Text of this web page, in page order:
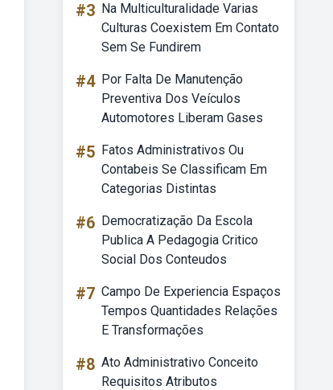
#3 Na Multiculturalidade Varias
Culturas Coexistem Em Contato
Sem Se Fundirem
#4 Por Falta De Manutenção
Preventiva Dos Veículos
Automotores Liberam Gases
#5 Fatos Administrativos Ou
Contabeis Se Classificam Em
Categorias Distintas
#6 Democratização Da Escola
Publica A Pedagogia Critico
Social Dos Conteudos
#7 Campo De Experiencia Espaços
Tempos Quantidades Relações
E Transformações
#8 Ato Administrativo Conceito
Requisitos Atributos